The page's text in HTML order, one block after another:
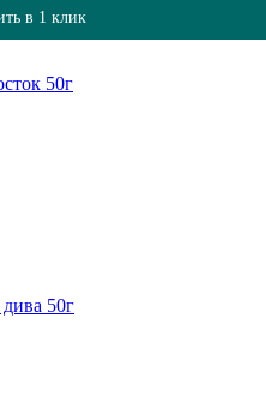
в 1 клик
50г
50г